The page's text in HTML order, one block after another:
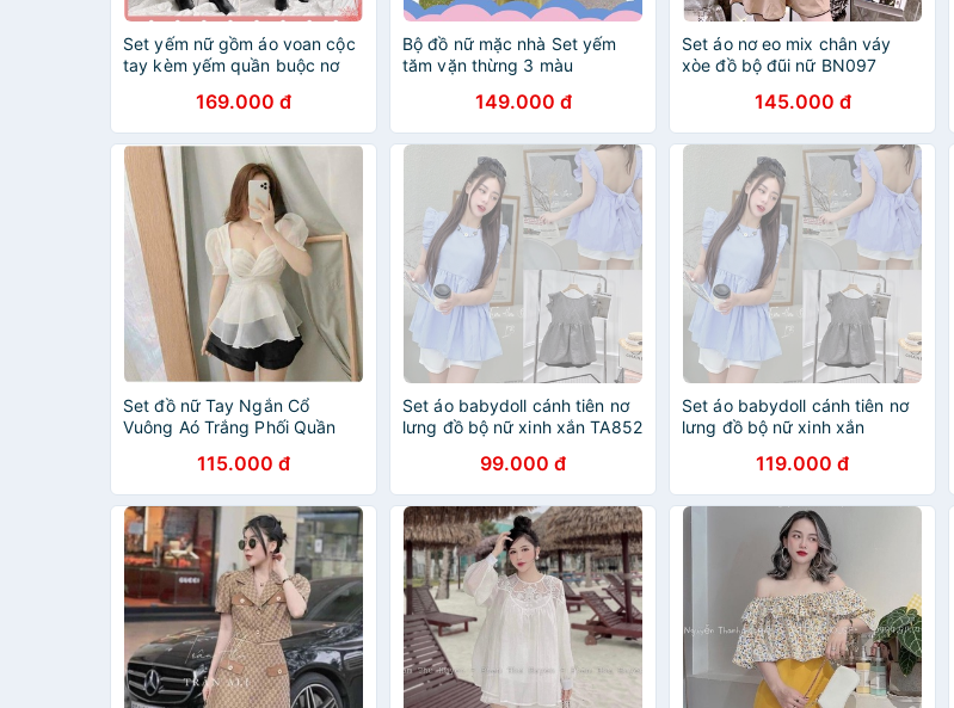
Set yếm nữ gồm áo voan cộc
tay kèm yếm quần buộc nơ
Maitrangshop92 – (TTA69)
169.000 đ
Bộ đồ nữ mặc nhà Set yếm
tăm vặn thừng 3 màu
149.000 đ
Set áo nơ eo mix chân váy
xòe đồ bộ đũi nữ BN097
145.000 đ
Set đồ nữ Tay Ngắn Cổ
Vuông Aó Trắng Phối Quần
115.000 đ
Set áo babydoll cánh tiên nơ
lưng đồ bộ nữ xinh xắn TA852
99.000 đ
Set áo babydoll cánh tiên nơ
lưng đồ bộ nữ xinh xắn
119.000 đ